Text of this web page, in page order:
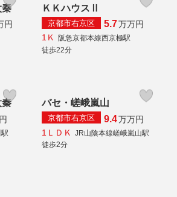
秦
円
ＫＫハウスⅡ
京都市右京区 5.7万万円
1Ｋ 阪急京都本線西京極駅
徒歩22分
秦 バセ・嵯峨嵐山
京都市右京区 9.4万万円
1ＬＤＫ
JR山陰本線嵯峨嵐山駅
徒歩2分